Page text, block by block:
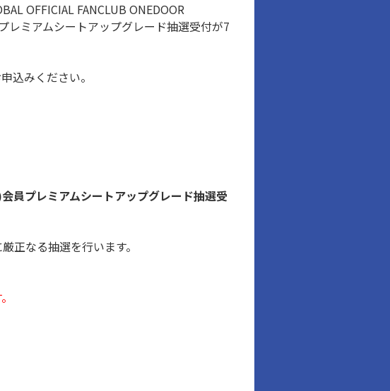
OFFICIAL FANCLUB ONEDOOR
レミアムシートアップグレード抽選受付が7
込みください。
会員プレミアムシートアップグレード抽選受
正なる抽選を行います。